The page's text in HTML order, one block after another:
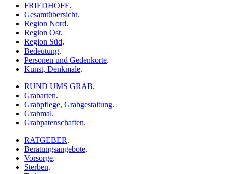
FRIEDHÖFE.
Gesamtübersicht.
Region Nord.
Region Ost.
Region Süd.
Bedeutung.
Personen und Gedenkorte.
Kunst, Denkmale.
RUND UMS GRAB.
Grabarten.
Grabpflege, Grabgestaltung.
Grabmal.
Grabpatenschaften.
RATGEBER.
Beratungsangebote.
Vorsorge.
Sterben.